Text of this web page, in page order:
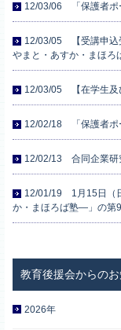
12/03/06 「保護者ポ
12/03/05 【受講申込
やまと・あすか・まほろ
12/03/05 【在学生及
12/02/18 「保護者ポ
12/02/13 合同企業
12/01/19 1月15日（
か・まほろば塾―」の第
2026年